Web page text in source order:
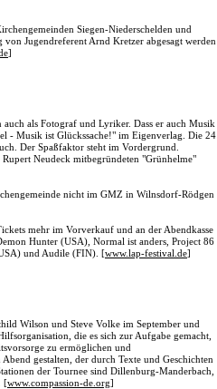
Siegen-Niederschelden und
Jugendreferent Arnd Kretzer abgesagt werden
]
als Fotograf und Lyriker. Dass er auch Musik
- Musik ist Glückssache!" im Eigenverlag. Die 24
Der Spaßfaktor steht im Vordergrund.
Neudeck mitbegründeten "Grünhelme"
nicht im GMZ in Wilnsdorf-Rödgen
mehr im Vorverkauf und an der Abendkasse
Hunter (USA), Normal ist anders, Project 86
und Audile (FIN). [www.lap-festival.de]
Wilson und Steve Volke im September und
die es sich zur Aufgabe gemacht,
zu ermöglichen und
gestalten, der durch Texte und Geschichten
der Tournee sind Dillenburg-Manderbach,
[www.compassion-de.org]